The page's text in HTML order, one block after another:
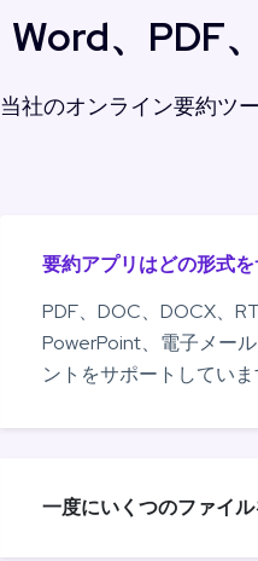
Word、PDF
当社のオンライン要約ツ
要約アプリはどの形式
PDF、DOC、DOCX、
PowerPoint、電子メー
ントをサポートしていま
一度にいくつのファイ